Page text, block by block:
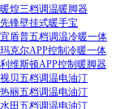
暖煌三档调温暖脚器
先锋壁挂式暖手宝
宜盾普五档调温冷暖一体
玛克尔APP控制冷暖一体
利维斯顿APP控制暖脚器
视贝五档调温电油汀
热丽五档调温电油汀
水田五档调温电油汀